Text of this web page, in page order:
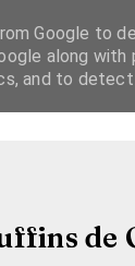
de
Google to
along
and to detect